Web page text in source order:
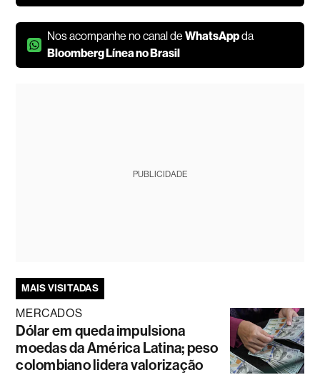
Nos acompanhe no canal deWhatsAppda
Bloomberg Línea no Brasil
PUBLICIDADE
MAIS VISITADAS
MERCADOS
Dólar em queda impulsiona
moedas da América Latina; peso
colombiano lidera valorização